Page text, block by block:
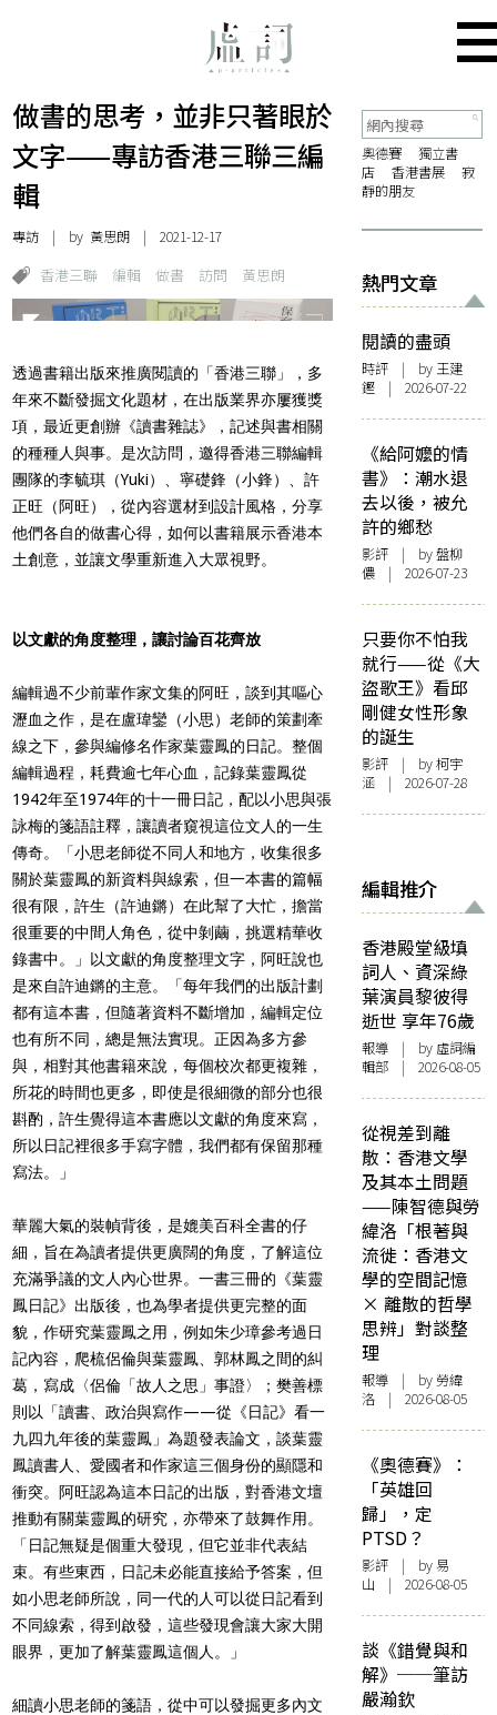
做書的思考，並非只著眼於
文字——專訪香港三聯三編
輯
專訪 | by 黃思朗 | 2021-12-17
香港三聯 編輯 做書 訪問 黃思朗
透過書籍出版來推廣閱讀的「香港三聯」，多
年來不斷發掘文化題材，在出版業界亦屢獲獎
項，最近更創辦《讀書雜誌》，記述與書相關
的種種人與事。是次訪問，邀得香港三聯編輯
團隊的李毓琪（Yuki）、寧礎鋒（小鋒）、許
正旺（阿旺），從內容選材到設計風格，分享
他們各自的做書心得，如何以書籍展示香港本
土創意，並讓文學重新進入大眾視野。
以文獻的角度整理，讓討論百花齊放
編輯過不少前輩作家文集的阿旺，談到其嘔心
瀝血之作，是在盧瑋鑾（小思）老師的策劃牽
線之下，參與編修名作家葉靈鳳的日記。整個
編輯過程，耗費逾七年心血，記錄葉靈鳳從
1942年至1974年的十一冊日記，配以小思與張
詠梅的箋語註釋，讓讀者窺視這位文人的一生
傳奇。「小思老師從不同人和地方，收集很多
關於葉靈鳳的新資料與線索，但一本書的篇幅
很有限，許生（許迪鏘）在此幫了大忙，擔當
很重要的中間人角色，從中剝繭，挑選精華收
錄書中。」以文獻的角度整理文字，阿旺說也
是來自許迪鏘的主意。「每年我們的出版計劃
都有這本書，但隨著資料不斷增加，編輯定位
也有所不同，總是無法實現。正因為多方參
與，相對其他書籍來說，每個校次都更複雜，
所花的時間也更多，即使是很細微的部分也很
斟酌，許生覺得這本書應以文獻的角度來寫，
所以日記裡很多手寫字體，我們都有保留那種
寫法。」
華麗大氣的裝幀背後，是媲美百科全書的仔
細，旨在為讀者提供更廣闊的角度，了解這位
充滿爭議的文人內心世界。一書三冊的《葉靈
鳳日記》出版後，也為學者提供更完整的面
貌，作研究葉靈鳳之用，例如朱少璋參考過日
記內容，爬梳侶倫與葉靈鳳、郭林鳳之間的糾
葛，寫成〈侶倫「故人之思」事證〉；樊善標
則以「讀書、政治與寫作——從《日記》看一
九四九年後的葉靈鳳」為題發表論文，談葉靈
鳳讀書人、愛國者和作家這三個身份的顯隱和
衝突。阿旺認為這本日記的出版，對香港文壇
推動有關葉靈鳳的研究，亦帶來了鼓舞作用。
「日記無疑是個重大發現，但它並非代表結
束。有些東西，日記未必能直接給予答案，但
如小思老師所說，同一代的人可以從日記看到
不同線索，得到啟發，這些發現會讓大家大開
眼界，更加了解葉靈鳳這個人。」
細讀小思老師的箋語，從中可以發掘更多內文
奧德賽
獨立書
店
香港書展
寂
靜的朋友
熱門文章
閱讀的盡頭
時評 | by 王建
鏗 | 2026-07-22
《給阿嬤的情
書》：潮水退
去以後，被允
許的鄉愁
影評 | by 盤柳
儂 | 2026-07-23
只要你不怕我
就行——從《大
盜歌王》看邱
剛健女性形象
的誕生
影評 | by 柯宇
涵 | 2026-07-28
編輯推介
香港殿堂級填
詞人、資深綠
葉演員黎彼得
逝世 享年76歲
報導 | by 虛詞編
輯部 | 2026-08-05
從視差到離
散：香港文學
及其本土問題
——陳智德與勞
緯洛「根著與
流徙：香港文
學的空間記憶
× 離散的哲學
思辨」對談整
理
報導 | by 勞緯
洛 | 2026-08-05
《奧德賽》：
「英雄回
歸」，定
PTSD？
影評 | by 易
山 | 2026-08-05
談《錯覺與和
解》──筆訪
嚴瀚欽